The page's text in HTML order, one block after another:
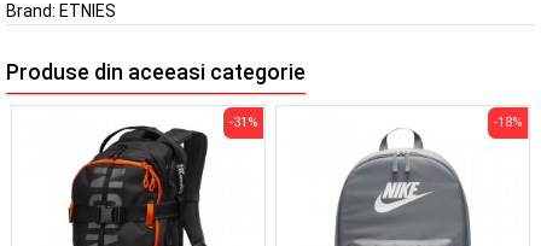
Brand: ETNIES
Produse din aceeasi categorie
-31% -18%